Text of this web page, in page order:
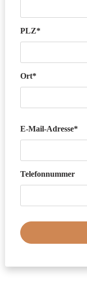
PLZ*
Ort*
E-Mail-Adresse*
Telefonnummer